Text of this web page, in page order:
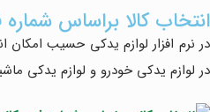
انتخاب کالا براساس شماره
در نرم افزار لوازم یدکی حسیب امکان
در لوازم یدکی خودرو و لوازم یدکی